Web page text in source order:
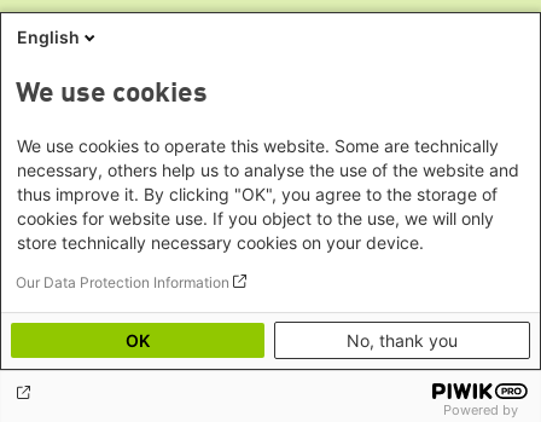
Mecklenburg-Vorpommern
Niedersachsen
Nordrhein-Westfalen
Rheinland-Pfalz
Sachsen
Sachsen-Anhalt
Schleswig-Holstein
Büro Phnom Penh - Kambodscha
Büro Südostasien
Dialog
Büro Horn von Afrika -
Somalia/Somaliland, Sudan,
Äthiopien
Büro Nairobi - Kenia, Uganda,
Tansania
Büro Abuja - Nigeria
Büro Dakar - Senegal
Büro Kapstadt - Südafrika, Namibia,
Heimatkunde
Gunda-Werner-Institut
Archiv Grünes Gedächtnis
Studienwerk
Mediatheken
Antifeminismus begegnen
Gender Mediathek
Grüne Websites
Bündnis 90 / Die Grünen
Bundestagsfraktion
European Greens
Green European Foundation
Social Links
LinkedIn
English
We use cookies
We use cookies to operate this website. Some are technically
necessary, others help us to analyse the use of the website and
thus improve it. By clicking "OK", you agree to the storage of
cookies for website use. If you object to the use, we will only
store technically necessary cookies on your device.
Our Data Protection Information
OK No, thank you
Powered by